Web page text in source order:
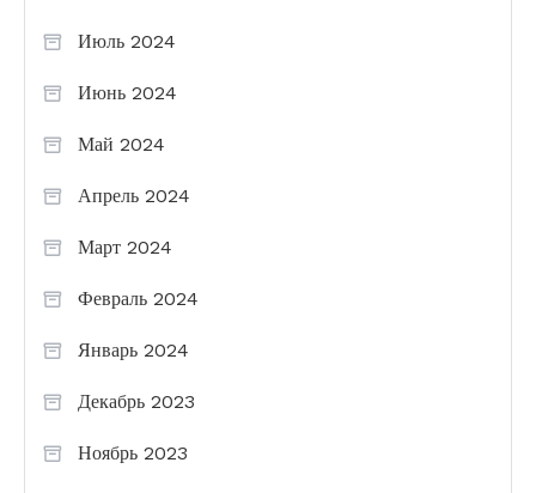
Июль 2024
Июнь 2024
Май 2024
Апрель 2024
Март 2024
Февраль 2024
Январь 2024
Декабрь 2023
Ноябрь 2023